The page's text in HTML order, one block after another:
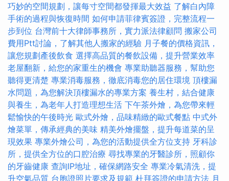
巧妙的空間規劃，讓每寸空間都發揮最大效益 了解白內障
手術的過程與恢復時間 如何申請菲律賓簽證，完整流程一
步到位 台灣前十大律師事務所，實力派法律顧問 搬家公司
費用Ptt討論，了解其他人搬家的經驗 月子餐的價格資訊，
讓您規劃產後飲食 選擇高品質的餐飲設備，提升營業效率
老屋翻新，給您的家重生的機會 專業助聽器服務，幫助您
聽得更清楚 專業消毒服務，徹底消毒您的居住環境 頂樓漏
水問題，為您解決頂樓漏水的專業方案 養生村，結合健康
與養生，為老年人打造理想生活 下午茶外燴，為您帶來輕
鬆愉快的午後時光 歐式外燴，品味精緻的歐式餐點 中式外
燴菜單，傳承經典的美味 精美外燴擺盤，提升每道菜的呈
現效果 專業外燴公司，為您的活動提供全方位支持 牙科診
所，提供全方位的口腔治療 尋找專業的牙醫診所，照顧你
的牙齒健康 查詢IP地址，確保網路安全 專業冷氣清洗，提
升空氣品質 台胞證照片要求及規範 杜拜簽證的申請方法 月